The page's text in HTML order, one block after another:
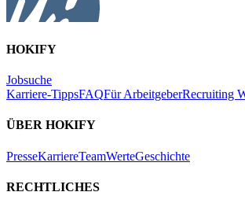
HOKIFY
Jobsuche
Karriere-TippsFAQFür ArbeitgeberRecruiting
ÜBER HOKIFY
PresseKarriereTeamWerteGeschichte
RECHTLICHES